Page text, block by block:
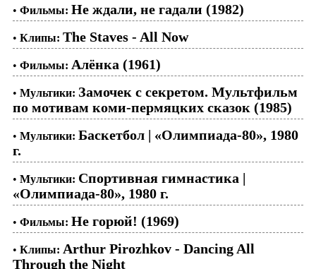
• Фильмы: Не ждали, не гадали (1982)
• Клипы: The Staves - All Now
• Фильмы: Алёнка (1961)
• Мультики: Замочек с секретом. Мультфильм
по мотивам коми-пермяцких сказок (1985)
• Мультики: Баскетбол | «Олимпиада-80», 1980
г.
• Мультики: Спортивная гимнастика |
«Олимпиада-80», 1980 г.
• Фильмы: Не горюй! (1969)
• Клипы: Arthur Pirozhkov - Dancing All
Through the Night